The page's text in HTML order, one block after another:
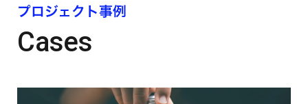
プロジェクト事例
Cases